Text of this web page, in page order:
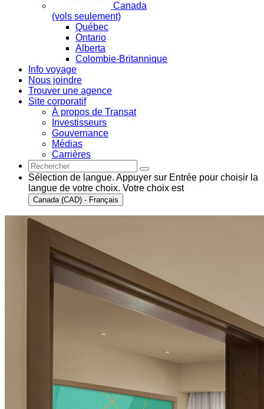
Canada
(vols seulement)
Québec
Ontario
Alberta
Colombie-Britannique
Info voyage
Nous joindre
Trouver une agence
Site corporatif
À propos de Transat
Investisseurs
Gouvernance
Médias
Carrières
Sélection de langue. Appuyer sur Entrée pour choisir la
langue de votre choix. Votre choix est
Canada (CAD) - Français